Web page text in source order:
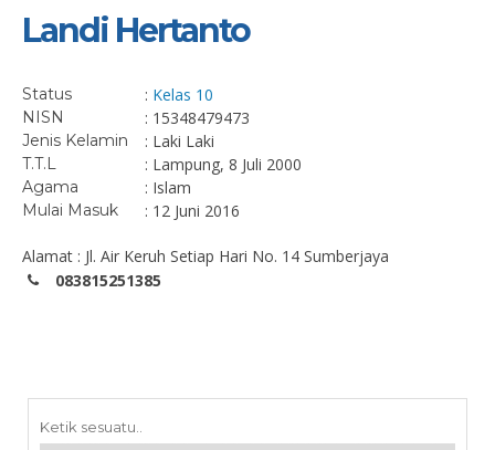
Landi Hertanto
Status : Kelas 10
NISN : 15348479473
Jenis Kelamin : Laki Laki
T.T.L : Lampung, 8 Juli 2000
Agama : Islam
Mulai Masuk : 12 Juni 2016
Alamat : Jl. Air Keruh Setiap Hari No. 14 Sumberjaya
083815251385